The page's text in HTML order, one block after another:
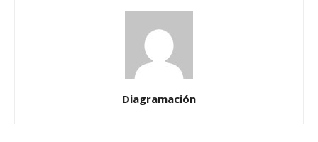
Diagramación